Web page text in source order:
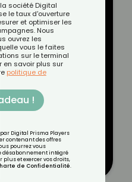
société Digital
le taux d'ouverture
et optimiser les
Nous
ouvrez les
vous le faites
sur le terminal
en savoir plus sur
politique de
!
Digital Prisma Players
contenant des offres
pourrez vous
intégré
et exercer vos droits,
de Confidentialité.